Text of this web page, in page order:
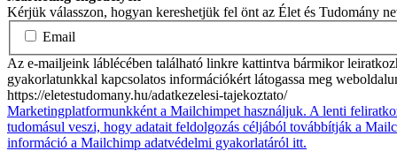
Kérjük válasszon, hogyan kereshetjük fel önt az Élet és Tudomány
Email
Az e-mailjeink láblécében található linkre kattintva bármikor
gyakorlatunkkal kapcsolatos információkért látogassa meg
https://eletestudomany.hu/adatkezelesi-tajekoztato/
Marketingplatformunkként a Mailchimpet használjuk. A lenti
tudomásul veszi, hogy adatait feldolgozás céljából továbbítják a
információ a Mailchimp adatvédelmi gyakorlatáról itt.